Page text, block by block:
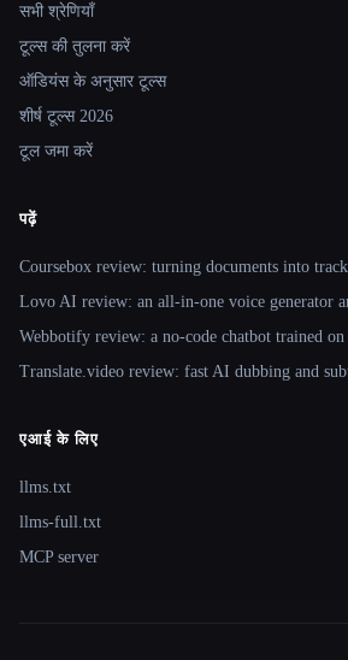
सभी श्रेणियाँ
टूल्स की तुलना करें
ऑडियंस के अनुसार टूल्स
शीर्ष टूल्स 2026
टूल जमा करें
पढ़ें
Coursebox review: turning documents into
Lovo AI review: an all-in-one voice generator
Webbotify review: a no-code chatbot trained
Translate.video review: fast AI dubbing and
एआई के लिए
llms.txt
llms-full.txt
MCP server